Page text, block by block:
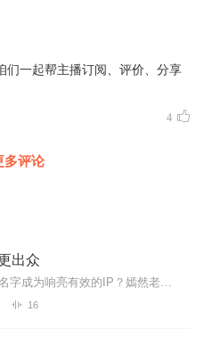
们一起帮主播订阅、评价、分享
4
多评论
出众
想知道如何让自己的名字成为响亮有效的IP？嫣然老师三分钟给你两大招，联想记忆法，职业关联法，全方位新颖化你的名字，让别人一秒钟记住你的名字！
16